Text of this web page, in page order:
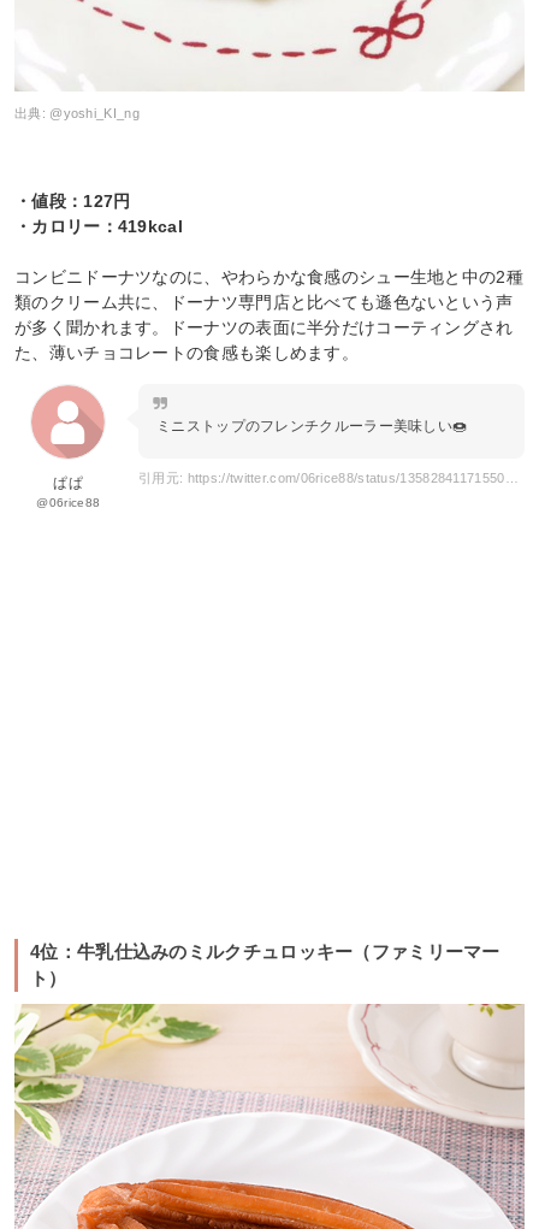
出典: @yoshi_KI_ng
・値段：127円
・カロリー：419kcal
コンビニドーナツなのに、やわらかな食感のシュー生地と中の2種
類のクリーム共に、ドーナツ専門店と比べても遜色ないという声
が多く聞かれます。ドーナツの表面に半分だけコーティングされ
た、薄いチョコレートの食感も楽しめます。
ぱぱ
@06rice88
ミニストップのフレンチクルーラー美味しい🍩
4位：牛乳仕込みのミルクチュロッキー（ファミリーマー
ト）